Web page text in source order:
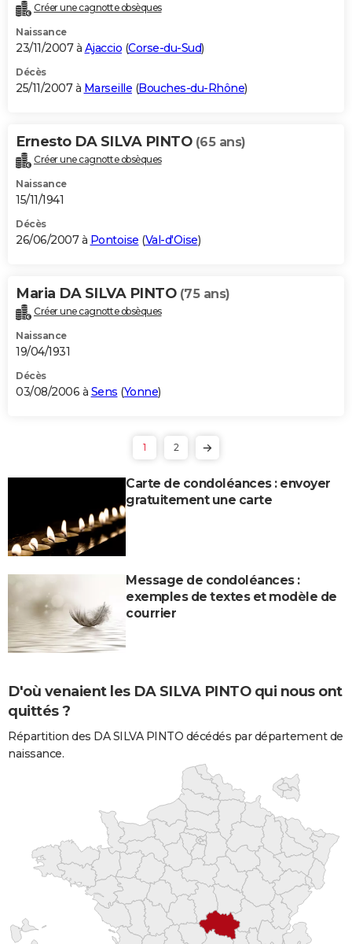
Créer une cagnotte obsèques
Naissance
23/11/2007 à Ajaccio (Corse-du-Sud)
Décès
25/11/2007 à Marseille (Bouches-du-Rhône)
Ernesto DA SILVA PINTO (65 ans)
Créer une cagnotte obsèques
Naissance
15/11/1941
Décès
26/06/2007 à Pontoise (Val-d'Oise)
Maria DA SILVA PINTO (75 ans)
Créer une cagnotte obsèques
Naissance
19/04/1931
Décès
03/08/2006 à Sens (Yonne)
1 2
Carte de condoléances : envoyer
gratuitement une carte
Message de condoléances :
exemples de textes et modèle de
courrier
D'où venaient les DA SILVA PINTO qui nous ont
quittés ?
Répartition des DA SILVA PINTO décédés par département de
naissance.